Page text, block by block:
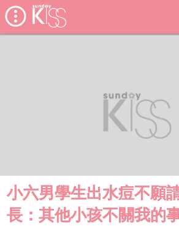
小六男學生出水痘不願
長：其他小孩不關我的